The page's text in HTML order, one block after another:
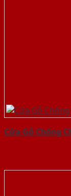
Cửa Gỗ Chống